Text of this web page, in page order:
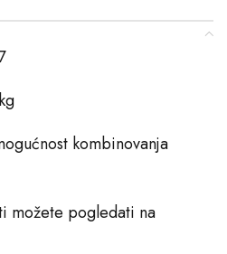
kg
kombinovanja
možete pogledati na